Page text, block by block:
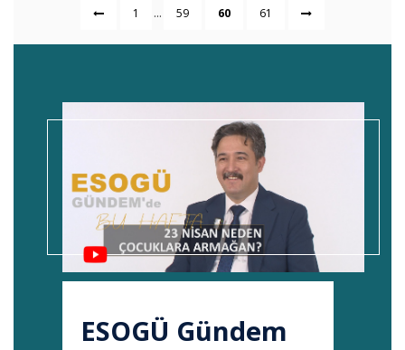
1 ... 59 60 61
ESOGÜ Gündem